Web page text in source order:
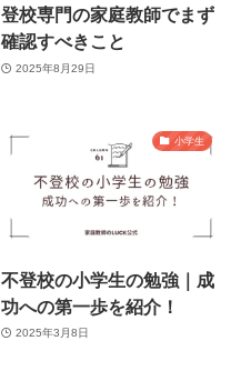
登校専門の家庭教師でまず
確認すべきこと
2025年8月29日
小学生
不登校の小学生の勉強｜成
功への第一歩を紹介！
2025年3月8日